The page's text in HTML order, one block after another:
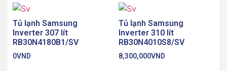
Tủ lạnh Samsung
Inverter 307 lít
RB30N4180B1/SV
0VND
Tủ lạnh Samsung
Inverter 310 lít
RB30N4010S8/SV
8,300,000VND